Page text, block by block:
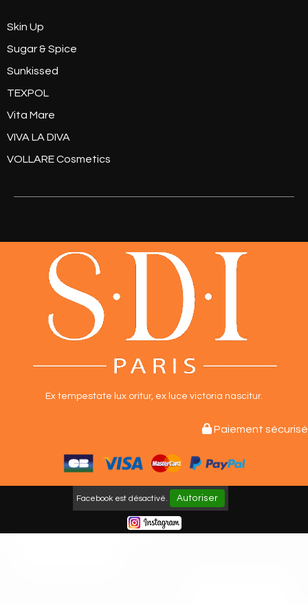
Skin Up
Sugar & Spice
Sunkissed
TEXPOL
Vita Mare
VIVA LA DIVA
VOLLARE Cosmetics
Ex tempestate lux oritur, ex luce victoria nascitur.
Paiement sécurisé
Facebook est désactivé. Autoriser